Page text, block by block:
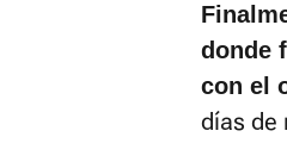
donde
con el
días de